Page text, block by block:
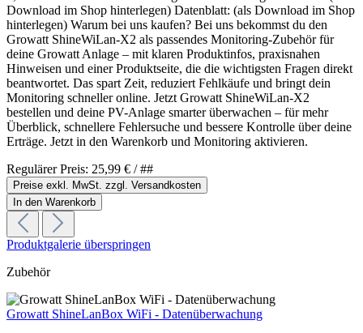
Download im Shop hinterlegen) Datenblatt: (als Download im Shop
hinterlegen) Warum bei uns kaufen? Bei uns bekommst du den
Growatt ShineWiLan-X2 als passendes Monitoring-Zubehör für
deine Growatt Anlage – mit klaren Produktinfos, praxisnahen
Hinweisen und einer Produktseite, die die wichtigsten Fragen direkt
beantwortet. Das spart Zeit, reduziert Fehlkäufe und bringt dein
Monitoring schneller online. Jetzt Growatt ShineWiLan-X2
bestellen und deine PV-Anlage smarter überwachen – für mehr
Überblick, schnellere Fehlersuche und bessere Kontrolle über deine
Erträge. Jetzt in den Warenkorb und Monitoring aktivieren.
Regulärer Preis: 25,99 € / ##
Preise exkl. MwSt. zzgl. Versandkosten
In den Warenkorb
Produktgalerie überspringen
Zubehör
Growatt ShineLanBox WiFi - Datenüberwachung